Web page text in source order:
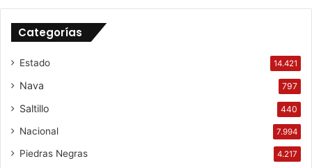
Categorías
Estado 14.421
Nava 797
Saltillo 440
Nacional 7.994
Piedras Negras 4.217